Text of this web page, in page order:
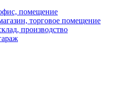
помещение
торговое помещение
производство